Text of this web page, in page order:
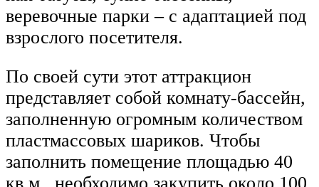
веревочные парки – с адаптацией под
взрослого посетителя.
По своей сути этот аттракцион
представляет собой комнату-бассейн,
заполненную огромным количеством
пластмассовых шариков. Чтобы
заполнить помещение площадью 40